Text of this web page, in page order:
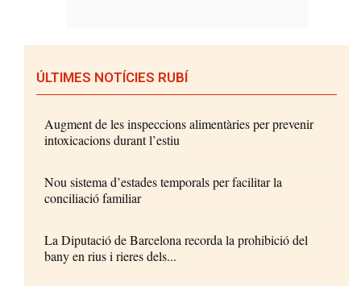
ÚLTIMES NOTÍCIES RUBÍ
Augment de les inspeccions alimentàries per prevenir
intoxicacions durant l’estiu
Nou sistema d’estades temporals per facilitar la
conciliació familiar
La Diputació de Barcelona recorda la prohibició del
bany en rius i rieres dels...